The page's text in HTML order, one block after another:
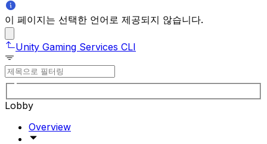
이 페이지는 선택한 언어로 제공되지 않습니다.
Unity Gaming Services CLI
Lobby
Overview